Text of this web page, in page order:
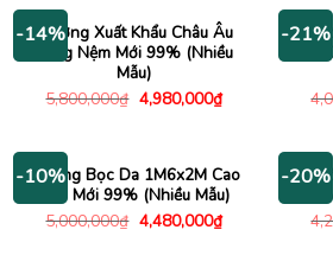
-14%
Giường Xuất Khẩu Châu Âu
Tặng Nệm Mới 99% (Nhiều
Mẫu)
5,800,000₫ Giá
gốc
4,980,000₫Giá
hiện
4,980,000₫.
-21%
-10%
Giường Bọc Da 1M6x2M Cao
Cấp Mới 99% (Nhiều Mẫu)
5,000,000₫ Giá
gốc
4,480,000₫Giá
hiện
-20%